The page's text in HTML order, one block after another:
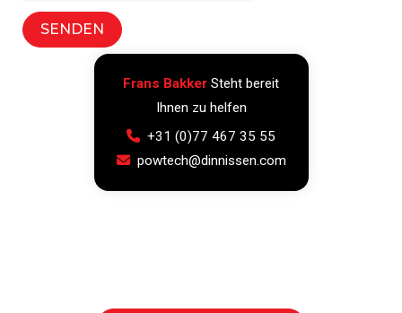
Frans Bakker Steht bereit
Ihnen zu helfen
+31 (0)77 467 35 55
powtech@dinnissen.com